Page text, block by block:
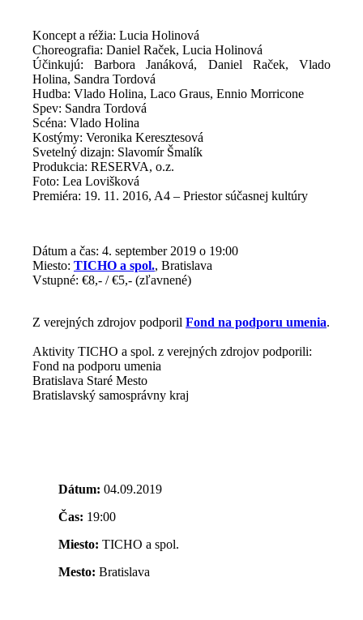
Koncept a réžia: Lucia Holinová
Choreografia: Daniel Raček, Lucia Holinová
Účinkujú: Barbora Janáková, Daniel Raček, Vlado
Holina, Sandra Tordová
Hudba: Vlado Holina, Laco Graus, Ennio Morricone
Spev: Sandra Tordová
Scéna: Vlado Holina
Kostýmy: Veronika Keresztesová
Svetelný dizajn: Slavomír Šmalík
Produkcia: RESERVA, o.z.
Foto: Lea Lovišková
Premiéra: 19. 11. 2016, A4 – Priestor súčasnej kultúry
Dátum a čas: 4. september 2019 o 19:00
Miesto: TICHO a spol., Bratislava
Vstupné: €8,- / €5,- (zľavnené)
Z verejných zdrojov podporil Fond na podporu umenia.
Aktivity TICHO a spol. z verejných zdrojov podporili:
Fond na podporu umenia
Bratislava Staré Mesto
Bratislavský samosprávny kraj
Dátum: 04.09.2019
Čas: 19:00
Miesto: TICHO a spol.
Mesto: Bratislava